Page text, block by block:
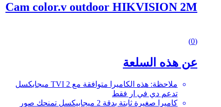
Cam color.v outdoor HIKVISION 2M
of
5
(0)
عن هذه السلعة
ملاحظة: هذه الكاميرا متوافقة مع TVI 2 ميجابكسل
تدعم دي في ار فقط
كاميرا صغيرة ثابتة بدقة 2 ميجابيكسل تمنحك صور